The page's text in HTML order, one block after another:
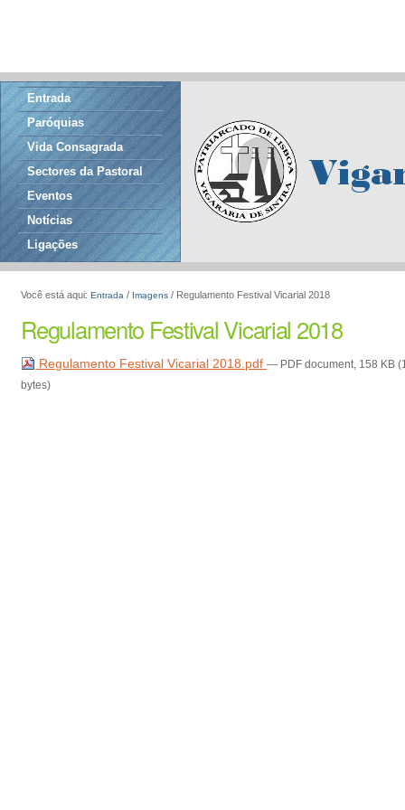
Entrada
Paróquias
Vida Consagrada
Sectores da Pastoral
Eventos
Notícias
Ligações
Você está aqui: Entrada / Imagens / Regulamento Festival Vicarial 2018
Regulamento Festival Vicarial 2018
Regulamento Festival Vicarial 2018.pdf— PDF document, 158 KB
bytes)